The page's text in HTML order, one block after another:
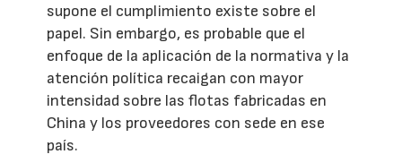
supone el cumplimiento existe sobre el
papel. Sin embargo, es probable que el
enfoque de la aplicación de la normativa y la
atención política recaigan con mayor
intensidad sobre las flotas fabricadas en
China y los proveedores con sede en ese
país.